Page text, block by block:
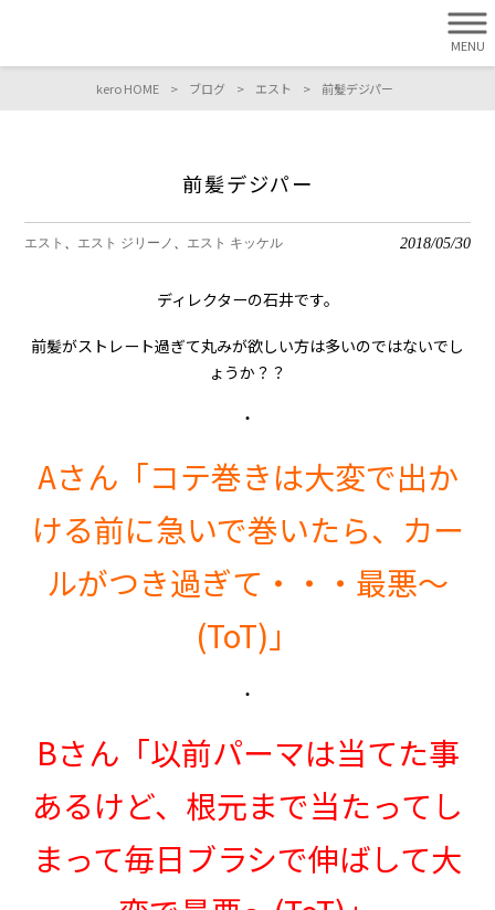
MENU
kero HOME > ブログ > エスト > 前髪デジパー
前髪デジパー
エスト エスト ジリーノ エスト キッケル 2018/05/30
ディレクターの石井です。
前髪がストレート過ぎて丸みが欲しい方は多いのではないでし
ょうか？？
・
Aさん「コテ巻きは大変で出か
ける前に急いで巻いたら、カー
ルがつき過ぎて・・・最悪〜
(ToT)」
・
Bさん「以前パーマは当てた事
あるけど、根元まで当たってし
まって毎日ブラシで伸ばして大